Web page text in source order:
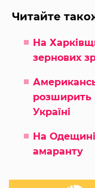
Читайте
На
зернових
розширить
Україні
На Одещині
амаранту